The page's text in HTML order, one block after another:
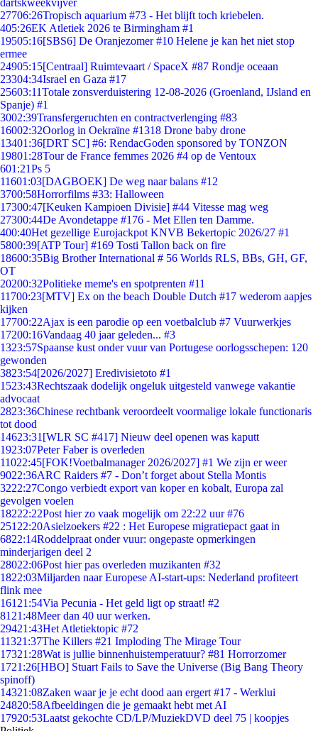
dartskweekvijver
27706:26Tropisch aquarium #73 - Het blijft toch kriebelen.
405:26EK Atletiek 2026 te Birmingham #1
19505:16[SBS6] De Oranjezomer #10 Helene je kan het niet stop
ermee
24905:15[Centraal] Ruimtevaart / SpaceX #87 Rondje oceaan
23304:34Israel en Gaza #17
25603:11Totale zonsverduistering 12-08-2026 (Groenland, IJsland en
Spanje) #1
3002:39Transfergeruchten en contractverlenging #83
16002:32Oorlog in Oekraïne #1318 Drone baby drone
13401:36[DRT SC] #6: RendacGoden sponsored by TONZON
19801:28Tour de France femmes 2026 #4 op de Ventoux
601:21Ps 5
11601:03[DAGBOEK] De weg naar balans #12
3700:58Horrorfilms #33: Halloween
17300:47[Keuken Kampioen Divisie] #44 Vitesse mag weg
27300:44De Avondetappe #176 - Met Ellen ten Damme.
400:40Het gezellige Eurojackpot KNVB Bekertopic 2026/27 #1
5800:39[ATP Tour] #169 Tosti Tallon back on fire
18600:35Big Brother International # 56 Worlds RLS, BBs, GH, GF,
OT
20200:32Politieke meme's en spotprenten #11
11700:23[MTV] Ex on the beach Double Dutch #17 wederom aapjes
kijken
17700:22Ajax is een parodie op een voetbalclub #7 Vuurwerkjes
17200:16Vandaag 40 jaar geleden... #3
1323:57Spaanse kust onder vuur van Portugese oorlogsschepen: 120
gewonden
3823:54[2026/2027] Eredivisietoto #1
1523:43Rechtszaak dodelijk ongeluk uitgesteld vanwege vakantie
advocaat
2823:36Chinese rechtbank veroordeelt voormalige lokale functionaris
tot dood
14623:31 [WLR SC #417] Nieuw deel openen was kaputt
1923:07Peter Faber is overleden
11022:45[FOK!Voetbalmanager 2026/2027] #1 We zijn er weer
9022:36ARC Raiders #7 - Don’t forget about Stella Montis
3222:27Congo verbiedt export van koper en kobalt, Europa zal
gevolgen voelen
18222:22Post hier zo vaak mogelijk om 22:22 uur #76
251 22:20Asielzoekers #22 : Het Europese migratiepact gaat in
6822:14Roddelpraat onder vuur: ongepaste opmerkingen
minderjarigen deel 2
28022:06Post hier pas overleden muzikanten #32
1822:03Miljarden naar Europese AI-start-ups: Nederland profiteert
flink mee
161 21:54Via Pecunia - Het geld ligt op straat! #2
81 21:48Meer dan 40 uur werken.
29421:43Het Atletiektopic #72
11321:37The Killers #21 Imploding The Mirage Tour
17321:28Wat is jullie binnenhuistemperatuur? #81 Horrorzomer
1721:26[HBO] Stuart Fails to Save the Universe (Big Bang Theory
spinoff)
14321:08Zaken waar je je echt dood aan ergert #17 - Werklui
24820:58Afbeeldingen die je gemaakt hebt met AI
17920:53Laatst gekochte CD/LP/MuziekDVD deel 75 | koopjes